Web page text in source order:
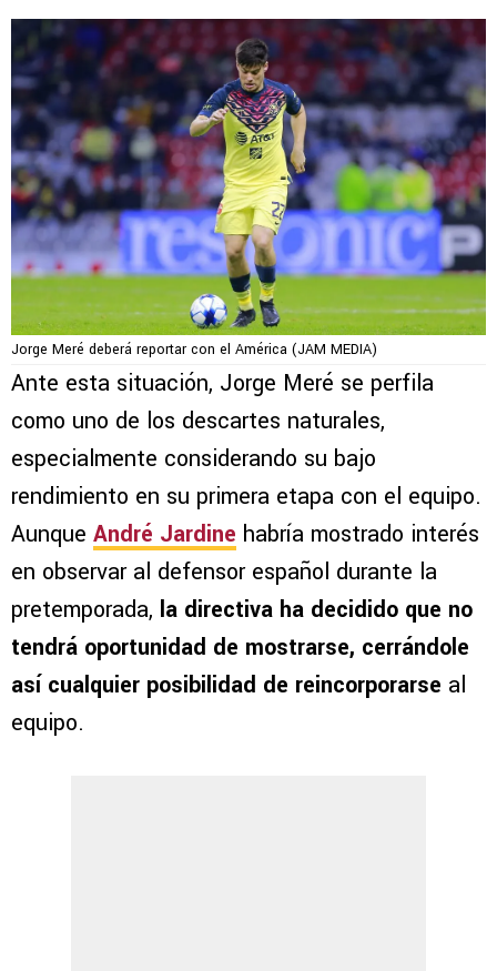
Jorge Meré deberá reportar con el América (JAM MEDIA)
Ante esta situación, Jorge Meré se perfila
como uno de los descartes naturales,
especialmente considerando su bajo
rendimiento en su primera etapa con el equipo.
Aunque André Jardine habría mostrado interés
en observar al defensor español durante la
pretemporada, la directiva ha decidido que no
tendrá oportunidad de mostrarse, cerrándole
así cualquier posibilidad de reincorporarse al
equipo.